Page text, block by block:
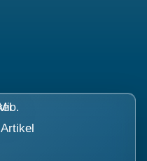
Artikel